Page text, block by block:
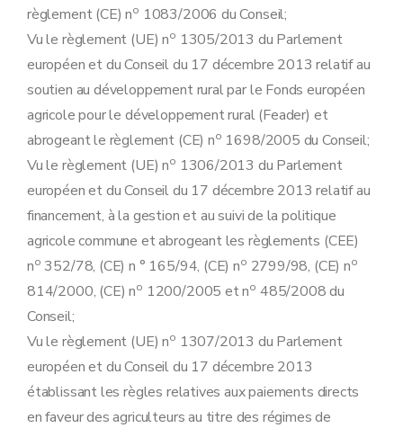
Art. 48
Art. 49
Art. 50
Art. 51
Art. 52
Art. 54
Art. 55
Art. 56
Art. 57
Art. 58
Art. 59
Art. 60
Art. 61
Art. 62
Art. 63
Art. 64
Art. 65
Art. 66
Art. 67
Art. 68
Art. 69
Art. 70
Art. 71
règlement (CE) no 1083/2006 du Conseil;
Vu le règlement (UE) no 1305/2013 du Parlement
européen et du Conseil du 17 décembre 2013 relatif au
soutien au développement rural par le Fonds européen
agricole pour le développement rural (Feader) et
abrogeant le règlement (CE) no 1698/2005 du Conseil;
Vu le règlement (UE) no 1306/2013 du Parlement
européen et du Conseil du 17 décembre 2013 relatif au
financement, à la gestion et au suivi de la politique
agricole commune et abrogeant les règlements (CEE)
no 352/78, (CE) n ° 165/94, (CE) no 2799/98, (CE) no
814/2000, (CE) no 1200/2005 et no 485/2008 du
Conseil;
Vu le règlement (UE) no 1307/2013 du Parlement
européen et du Conseil du 17 décembre 2013
établissant les règles relatives aux paiements directs
en faveur des agriculteurs au titre des régimes de